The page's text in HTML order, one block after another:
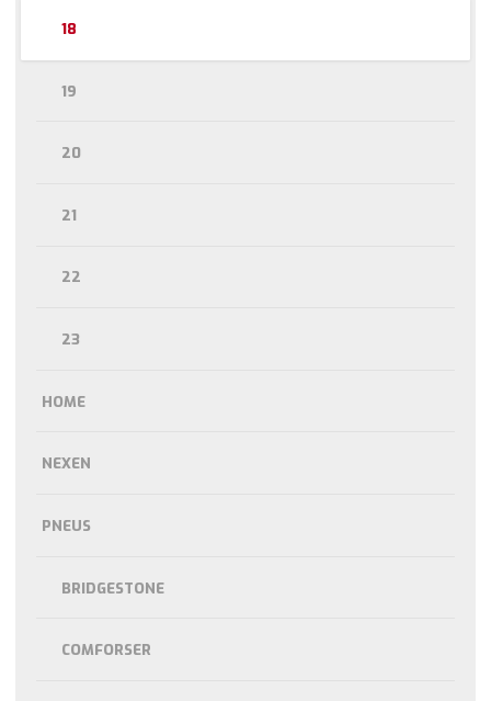
18
19
20
21
22
23
HOME
NEXEN
PNEUS
BRIDGESTONE
COMFORSER